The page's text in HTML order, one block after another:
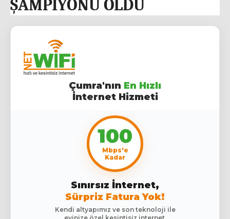
ŞAMPİYONU OLDU
Çumra'nın En Hızlı
İnternet Hizmeti
100
Mbps'e
Kadar
Sınırsız İnternet,
Sürpriz Fatura Yok!
Kendi altyapımız ve son teknoloji ile